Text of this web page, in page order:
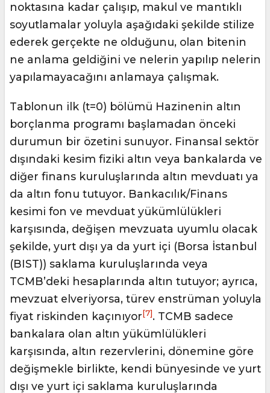
noktasına kadar çalışıp, makul ve mantıklı
soyutlamalar yoluyla aşağıdaki şekilde stilize
ederek gerçekte ne olduğunu, olan bitenin
ne anlama geldiğini ve nelerin yapılıp nelerin
yapılamayacağını anlamaya çalışmak.
Tablonun ilk (t=0) bölümü Hazinenin altın
borçlanma programı başlamadan önceki
durumun bir özetini sunuyor. Finansal sektör
dışındaki kesim fiziki altın veya bankalarda ve
diğer finans kuruluşlarında altın mevduatı ya
da altın fonu tutuyor. Bankacılık/Finans
kesimi fon ve mevduat yükümlülükleri
karşısında, değişen mevzuata uyumlu olacak
şekilde, yurt dışı ya da yurt içi (Borsa İstanbul
(BIST)) saklama kuruluşlarında veya
TCMB’deki hesaplarında altın tutuyor; ayrıca,
mevzuat elveriyorsa, türev enstrüman yoluyla
fiyat riskinden kaçınıyor[7]. TCMB sadece
bankalara olan altın yükümlülükleri
karşısında, altın rezervlerini, dönemine göre
değişmekle birlikte, kendi bünyesinde ve yurt
dışı ve yurt içi saklama kuruluşlarında